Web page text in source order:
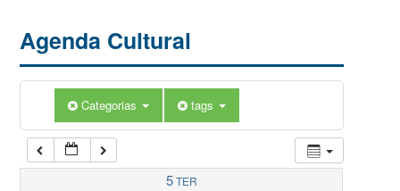
Agenda Cultural
Categorias tags
5TER
5:00
7:00